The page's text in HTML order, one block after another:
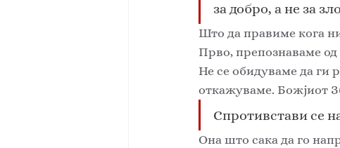
за добро, а не за
Што да правиме кога
Прво, препознаваме од
Не се обидуваме да ги
откажуваме. Божјиот
Спротивстави се
Она што сака да го